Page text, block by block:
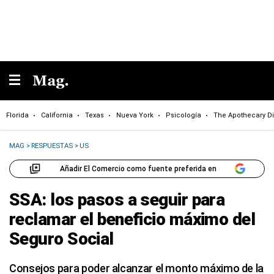
Florida California Texas Nueva York Psicología The Apothecary
MAG >RESPUESTAS >US
Añadir El Comercio como fuente preferida en
SSA: los pasos a seguir para
reclamar el beneficio máximo del
Seguro Social
Consejos para poder alcanzar el monto máximo de la